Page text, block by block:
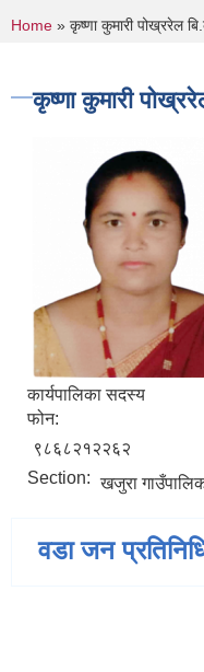
You are here
Home » कृष्णा कुमारी पोख्ररेल
कृष्णा कुमारी
कार्यपालिका सदस्य
फोन:
९८६८२१२२६२
Section: खजुरा
वडा जन